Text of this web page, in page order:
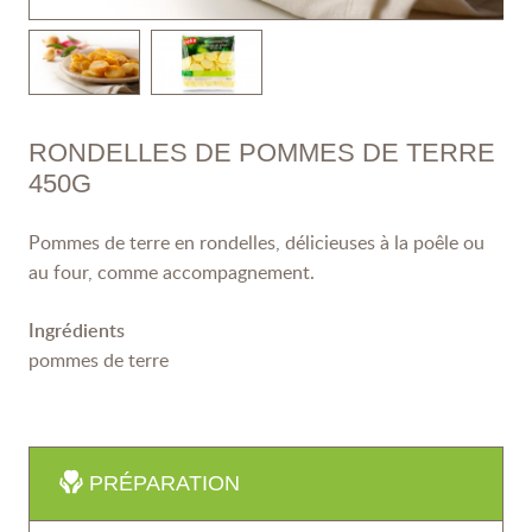
RONDELLES DE POMMES DE TERRE
450G
Pommes de terre en rondelles, délicieuses à la poêle ou
au four, comme accompagnement.
Ingrédients
pommes de terre
PRÉPARATION